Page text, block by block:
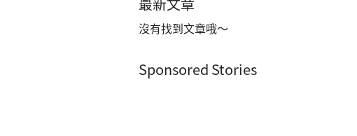
沒有找到文章哦～
Sponsored Stories